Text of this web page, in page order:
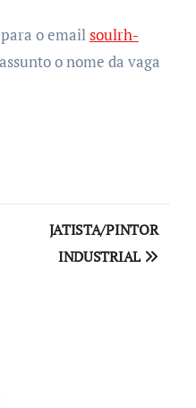
o emailsoulrh-
o nome da vaga
JATISTA/PINTOR
INDUSTRIAL